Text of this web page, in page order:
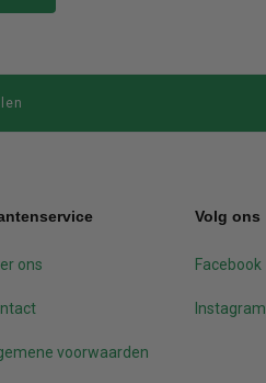
ons
voorwaarden
Volg ons
Facebook
Instagram